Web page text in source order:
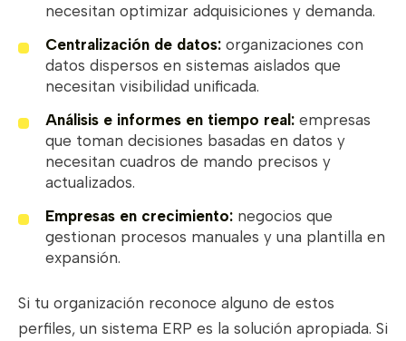
necesitan optimizar adquisiciones y demanda.
Centralización de datos: organizaciones con
datos dispersos en sistemas aislados que
necesitan visibilidad unificada.
Análisis e informes en tiempo real: empresas
que toman decisiones basadas en datos y
necesitan cuadros de mando precisos y
actualizados.
Empresas en crecimiento: negocios que
gestionan procesos manuales y una plantilla en
expansión.
Si tu organización reconoce alguno de estos
perfiles, un sistema ERP es la solución apropiada. Si